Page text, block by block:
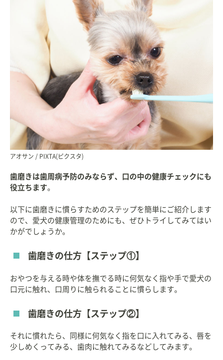
アオサン / PIXTA(ピクスタ)
歯磨きは歯周病予防のみならず、口の中の健康チェックにも
役立ちます。
以下に歯磨きに慣らすためのステップを簡単にご紹介します
ので、愛犬の健康管理のためにも、ぜひトライしてみてはい
かがでしょうか。
歯磨きの仕方【ステップ①】
おやつを与える時や体を撫でる時に何気なく指や手で愛犬の
口元に触れ、口周りに触られることに慣らします。
歯磨きの仕方【ステップ②】
それに慣れたら、同様に何気なく指を口に入れてみる、唇を
少しめくってみる、歯肉に触れてみるなどしてみます。